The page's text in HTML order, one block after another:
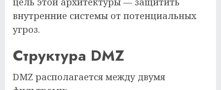
внутренние системы от потенциальных
угроз.
Структура DMZ
DMZ располагается между двумя